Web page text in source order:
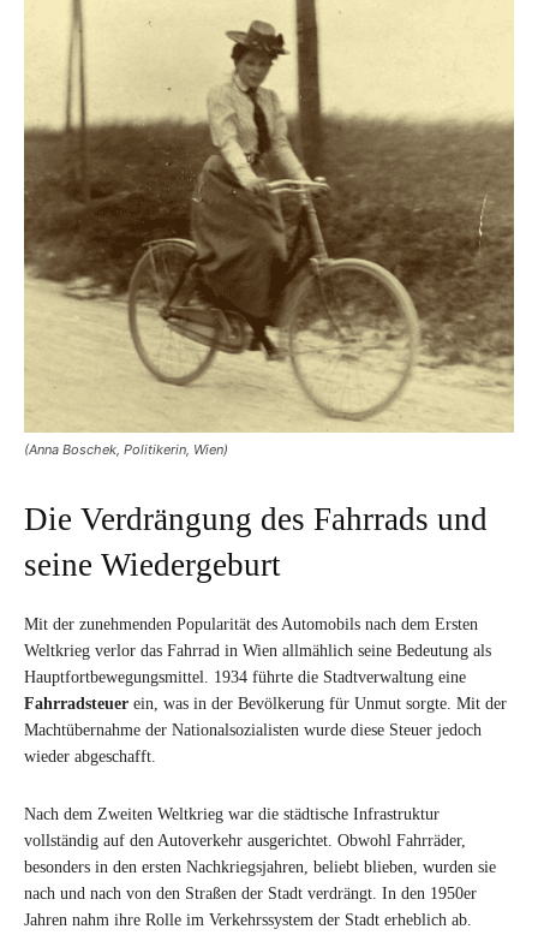
(Anna Boschek, Politikerin, Wien)
Die Verdrängung des Fahrrads und
seine Wiedergeburt
Mit der zunehmenden Popularität des Automobils nach dem Ersten
Weltkrieg verlor das Fahrrad in Wien allmählich seine Bedeutung als
Hauptfortbewegungsmittel. 1934 führte die Stadtverwaltung eine
Fahrradsteuer ein, was in der Bevölkerung für Unmut sorgte. Mit der
Machtübernahme der Nationalsozialisten wurde diese Steuer jedoch
wieder abgeschafft.
Nach dem Zweiten Weltkrieg war die städtische Infrastruktur
vollständig auf den Autoverkehr ausgerichtet. Obwohl Fahrräder,
besonders in den ersten Nachkriegsjahren, beliebt blieben, wurden sie
nach und nach von den Straßen der Stadt verdrängt. In den 1950er
Jahren nahm ihre Rolle im Verkehrssystem der Stadt erheblich ab.